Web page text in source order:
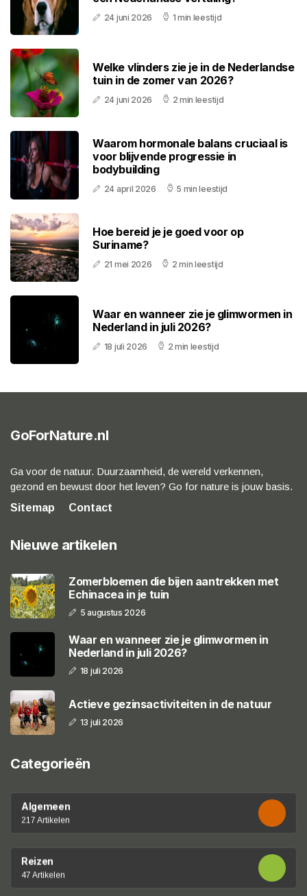
24 juni 2026 1 min leestijd
Welke vlinders zie je in de Nederlandse
tuin in de zomer van 2026?
24 juni 2026 2 min leestijd
Waarom hormonale balans cruciaal is
voor blijvende progressie in
bodybuilding
24 april 2026 5 min leestijd
Hoe bereid je je goed voor op
Suriname?
21 mei 2026 2 min leestijd
Waar en wanneer zie je glimwormen in
Nederland in juli 2026?
18 juli 2026 2 min leestijd
GoForNature.nl
Ga voor de natuur. Duurzaamheid, de wereld verkennen,
gezond en bewust door het leven? Go for nature is jouw basis.
Sitemap
Contact
Nieuwe artikelen
Zomerbloemen die bijen aantrekken met
Echinacea in je tuin
5 augustus 2026
Waar en wanneer zie je glimwormen in
Nederland in juli 2026?
18 juli 2026
Actieve gezinsactiviteiten in de natuur
13 juli 2026
Categorieën
Algemeen
217 Artikelen
Reizen
47 Artikelen